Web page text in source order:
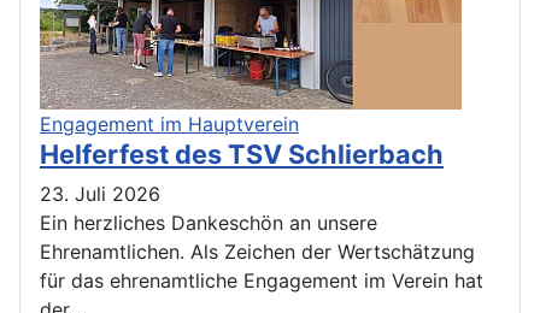
Engagement im Hauptverein
Helferfest des TSV Schlierbach
23. Juli 2026
Ein herzliches Dankeschön an unsere
Ehrenamtlichen. Als Zeichen der Wertschätzung
für das ehrenamtliche Engagement im Verein hat